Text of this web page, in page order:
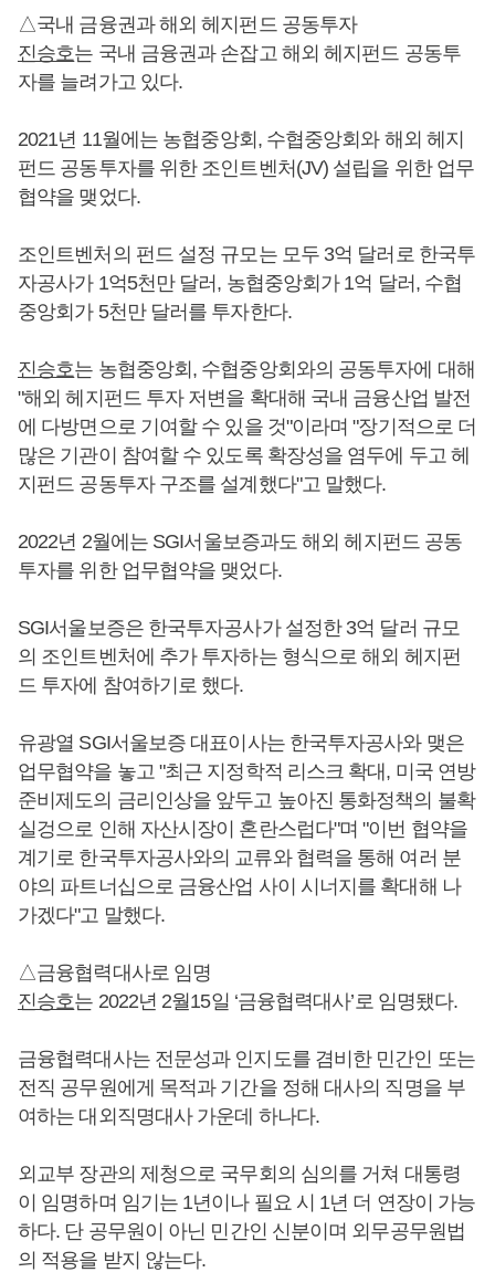
△국내 금융권과 해외 헤지펀드 공동투자
진승호는 국내 금융권과 손잡고 해외 헤지펀드 공동투
자를 늘려가고 있다.
2021년 11월에는 농협중앙회, 수협중앙회와 해외 헤지
펀드 공동투자를 위한 조인트벤처(JV) 설립을 위한 업무
협약을 맺었다.
조인트벤처의 펀드 설정 규모는 모두 3억 달러로 한국투
자공사가 1억5천만 달러, 농협중앙회가 1억 달러, 수협
중앙회가 5천만 달러를 투자한다.
진승호는 농협중앙회, 수협중앙회와의 공동투자에 대해
"해외 헤지펀드 투자 저변을 확대해 국내 금융산업 발전
에 다방면으로 기여할 수 있을 것"이라며 "장기적으로 더
많은 기관이 참여할 수 있도록 확장성을 염두에 두고 헤
지펀드 공동투자 구조를 설계했다"고 말했다.
2022년 2월에는 SGI서울보증과도 해외 헤지펀드 공동
투자를 위한 업무협약을 맺었다.
SGI서울보증은 한국투자공사가 설정한 3억 달러 규모
의 조인트벤처에 추가 투자하는 형식으로 해외 헤지펀
드 투자에 참여하기로 했다.
유광열 SGI서울보증 대표이사는 한국투자공사와 맺은
업무협약을 놓고 "최근 지정학적 리스크 확대, 미국 연방
준비제도의 금리인상을 앞두고 높아진 통화정책의 불확
실겅으로 인해 자산시장이 혼란스럽다"며 "이번 협약을
계기로 한국투자공사와의 교류와 협력을 통해 여러 분
야의 파트너십으로 금융산업 사이 시너지를 확대해 나
가겠다"고 말했다.
△금융협력대사로 임명
진승호는 2022년 2월15일 ‘금융협력대사’로 임명됐다.
금융협력대사는 전문성과 인지도를 겸비한 민간인 또는
전직 공무원에게 목적과 기간을 정해 대사의 직명을 부
여하는 대외직명대사 가운데 하나다.
외교부 장관의 제청으로 국무회의 심의를 거쳐 대통령
이 임명하며 임기는 1년이나 필요 시 1년 더 연장이 가능
하다. 단 공무원이 아닌 민간인 신분이며 외무공무원법
의 적용을 받지 않는다.